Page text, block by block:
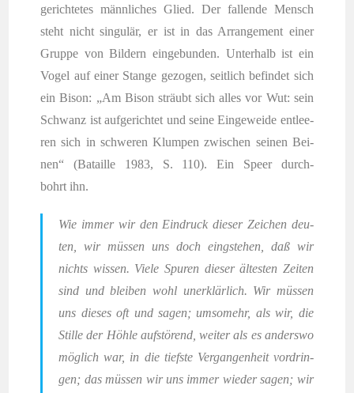
ge­rich­te­tes männ­li­ches Glied. Der fal­len­de Mensch
steht nicht sin­gu­lär, er ist in das Arran­ge­ment einer
Grup­pe von Bil­dern ein­ge­bun­den. Unter­halb ist ein
Vogel auf einer Stan­ge gezo­gen, seit­lich befin­det sich
ein Bison: „Am Bison sträubt sich alles vor Wut: sein
Schwanz ist auf­ge­rich­tet und sei­ne Ein­ge­wei­de ent­lee­
ren sich in schwe­ren Klum­pen zwi­schen sei­nen Bei­
nen“ (Batail­le 1983, S. 110). Ein Speer durch­
bohrt ihn.
Wie immer wir den Ein­druck die­ser Zei­chen deu­
ten, wir müs­sen uns doch eing­ste­hen, daß wir
nichts wis­sen. Vie­le Spu­ren die­ser ältes­ten Zei­ten
sind und blei­ben wohl uner­klär­lich. Wir müs­sen
uns die­ses oft und sagen; umso­mehr, als wir, die
Stil­le der Höh­le auf­stö­rend, wei­ter als es anders­wo
mög­lich war, in die tiefs­te Ver­gan­gen­heit vor­drin­
gen; das müs­sen wir uns immer wie­der sagen; wir